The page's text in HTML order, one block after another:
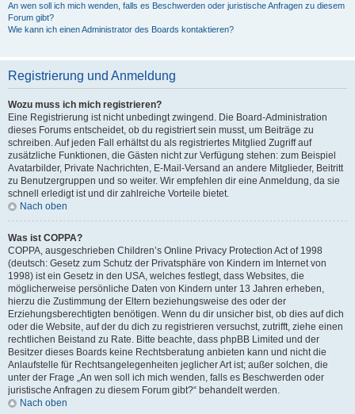
An wen soll ich mich wenden, falls es Beschwerden oder juristische Anfragen zu diesem
Forum gibt?
Wie kann ich einen Administrator des Boards kontaktieren?
Registrierung und Anmeldung
Wozu muss ich mich registrieren?
Eine Registrierung ist nicht unbedingt zwingend. Die Board-Administration
dieses Forums entscheidet, ob du registriert sein musst, um Beiträge zu
schreiben. Auf jeden Fall erhältst du als registriertes Mitglied Zugriff auf
zusätzliche Funktionen, die Gästen nicht zur Verfügung stehen: zum Beispiel
Avatarbilder, Private Nachrichten, E-Mail-Versand an andere Mitglieder, Beitritt
zu Benutzergruppen und so weiter. Wir empfehlen dir eine Anmeldung, da sie
schnell erledigt ist und dir zahlreiche Vorteile bietet.
Nach oben
Was ist COPPA?
COPPA, ausgeschrieben Children’s Online Privacy Protection Act of 1998
(deutsch: Gesetz zum Schutz der Privatsphäre von Kindern im Internet von
1998) ist ein Gesetz in den USA, welches festlegt, dass Websites, die
möglicherweise persönliche Daten von Kindern unter 13 Jahren erheben,
hierzu die Zustimmung der Eltern beziehungsweise des oder der
Erziehungsberechtigten benötigen. Wenn du dir unsicher bist, ob dies auf dich
oder die Website, auf der du dich zu registrieren versuchst, zutrifft, ziehe einen
rechtlichen Beistand zu Rate. Bitte beachte, dass phpBB Limited und der
Besitzer dieses Boards keine Rechtsberatung anbieten kann und nicht die
Anlaufstelle für Rechtsangelegenheiten jeglicher Art ist; außer solchen, die
unter der Frage „An wen soll ich mich wenden, falls es Beschwerden oder
juristische Anfragen zu diesem Forum gibt?“ behandelt werden.
Nach oben